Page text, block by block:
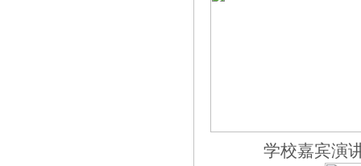
学校嘉